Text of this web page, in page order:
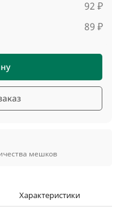
92 ₽
89 ₽
мешков
Характеристики